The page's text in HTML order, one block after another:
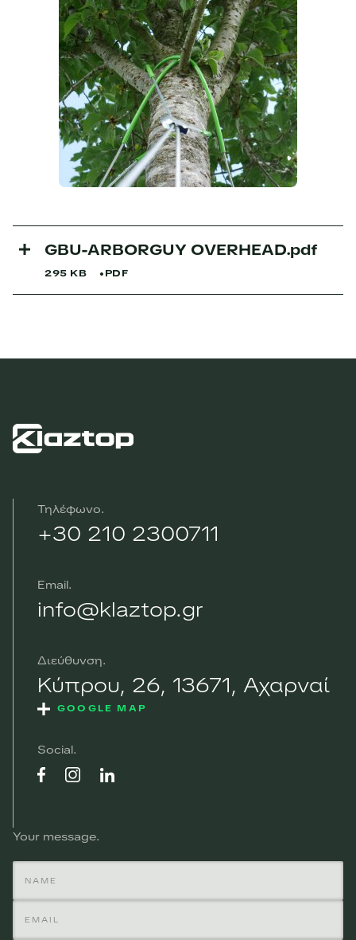
GBU-ARBORGUY OVERHEAD.pdf
295 KB PDF
Τηλέφωνο
+30 210 2300711
Email
info@klaztop.gr
Διεύθυνση
Κύπρου, 26, 13671, Αχαρναί
GOOGLE MAP
Social
Your message